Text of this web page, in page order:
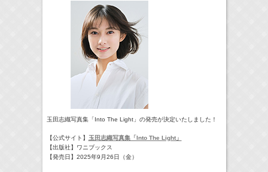
18:30-18:56
一泊家族
19:30-19:45
Radio)
21:00 -21:30
Radio) 藤田ニコルのニコニチ
玉田志織写真集「Into The Light」の発売が決定いたしました！
【公式サイト】 玉田志織写真集「Into The Light」
【出版社】ワニブックス
【発売日】2025年9月26日（金）